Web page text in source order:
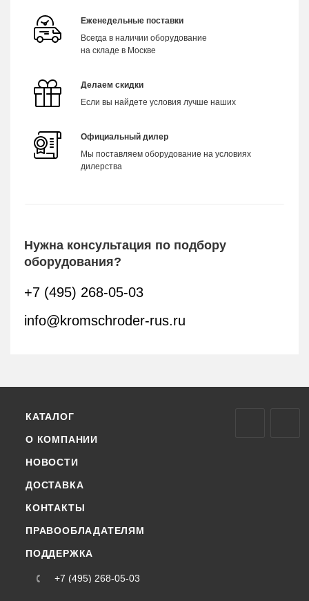
Еженедельные поставки
Всегда в наличии оборудование
на складе в Москве
Делаем скидки
Если вы найдете условия лучше наших
Официальный дилер
Мы поставляем оборудование на условиях
дилерства
Нужна консультация по подбору
оборудования?
+7 (495) 268-05-03
info@kromschroder-rus.ru
КАТАЛОГ
О КОМПАНИИ
НОВОСТИ
ДОСТАВКА
КОНТАКТЫ
ПРАВООБЛАДАТЕЛЯМ
ПОДДЕРЖКА
+7 (495) 268-05-03